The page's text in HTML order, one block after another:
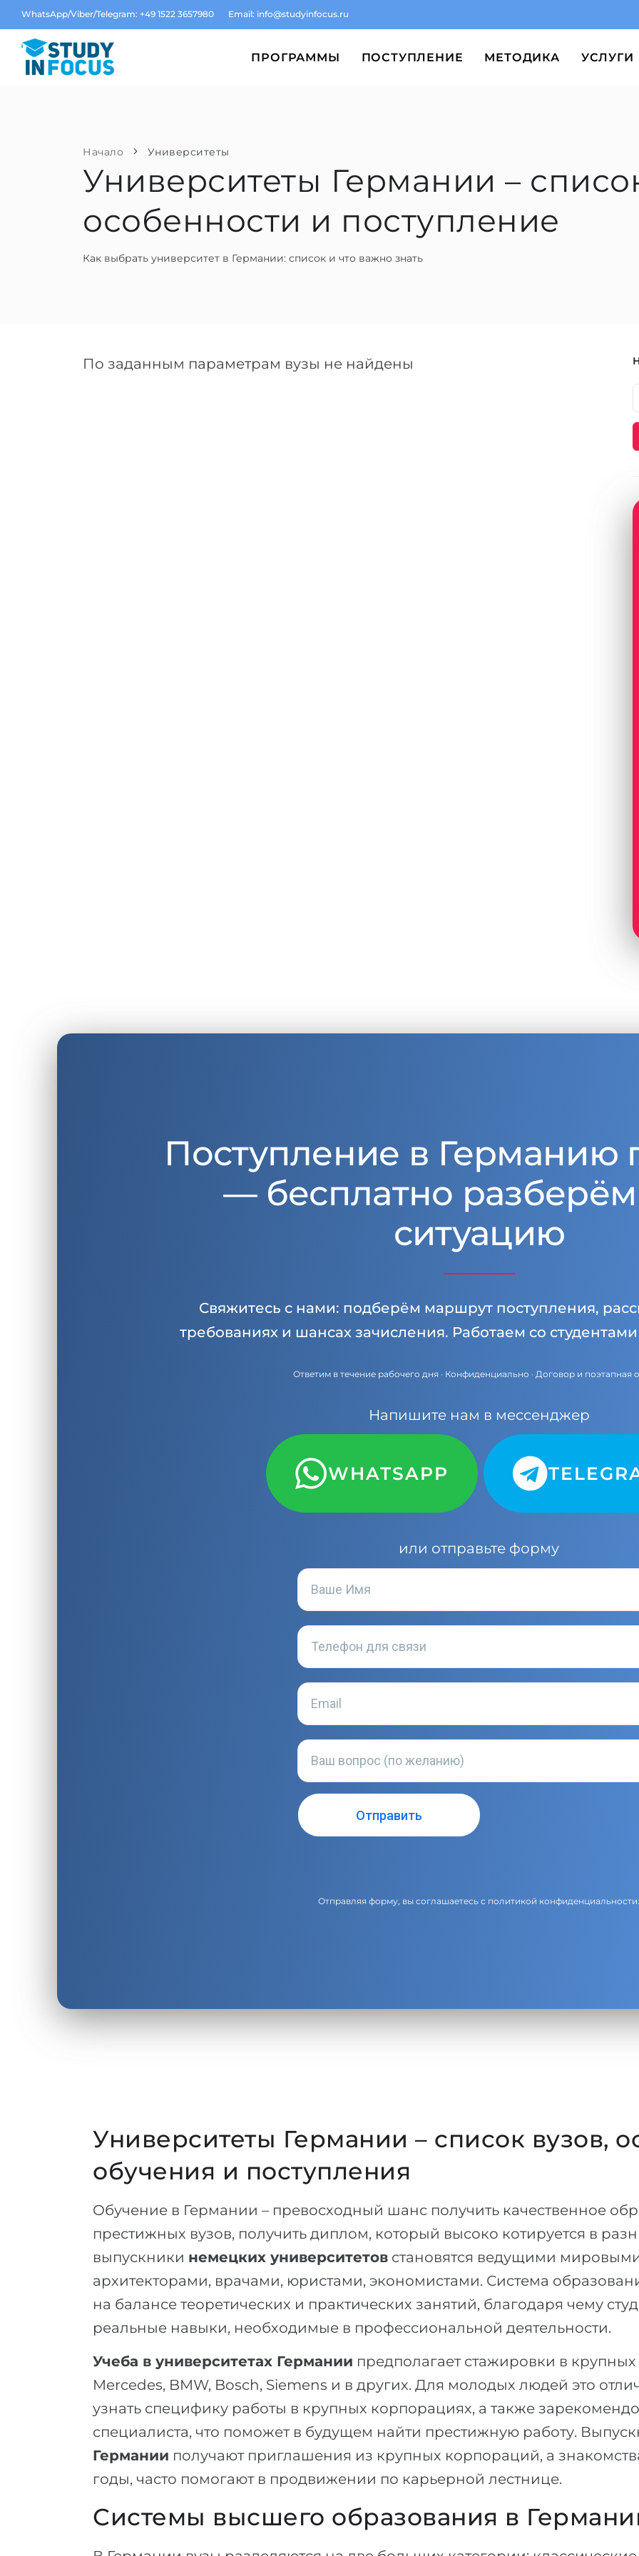
WhatsApp/Viber/Telegram: +49 1522 3657980 Email: info@studyinfocus.ru
ПРОГРАММЫ ПОСТУПЛЕНИЕ МЕТОДИКА УСЛУГИ
Начало Университеты
Университеты Германии –
особенности и поступление
Как выбрать университет в Германии: список и что важно знать
По заданным параметрам вузы не найдены
Поступление в Германию
— бесплатно
ситуацию
Свяжитесь с нами: подберём маршрут поступления,
требованиях и шансах зачисления. Работаем со
Ответим в течение рабочего дня · Конфиденциально · Договор и поэтапная
Напишите нам в мессенджер
WHATSAPP
или отправьте форму
Отправляя форму, вы соглашаетесь с политикой конфиденциальности
Университеты Германии – список вузов,
обучения и поступления
Обучение в Германии – превосходный шанс получить качественное
престижных вузов, получить диплом, который высоко котируется в
выпускники немецких университетов становятся ведущими
архитекторами, врачами, юристами, экономистами. Система
на балансе теоретических и практических занятий, благодаря чему
реальные навыки, необходимые в профессиональной деятельности.
Учеба в университетах Германии предполагает стажировки в
Mercedes, BMW, Bosch, Siemens и в других. Для молодых людей это
узнать специфику работы в крупных корпорациях, а также
специалиста, что поможет в будущем найти престижную работу.
Германии получают приглашения из крупных корпораций, а
годы, часто помогают в продвижении по карьерной лестнице.
Системы высшего образования в